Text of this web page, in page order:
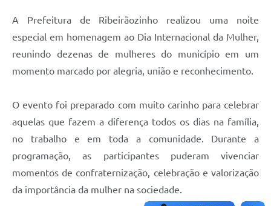
A Prefeitura de Ribeirãozinho realizou uma noite
especial em homenagem ao Dia Internacional da Mulher,
reunindo dezenas de mulheres do município em um
momento marcado por alegria, união e reconhecimento.
O evento foi preparado com muito carinho para celebrar
aquelas que fazem a diferença todos os dias na família,
no trabalho e em toda a comunidade. Durante a
programação, as participantes puderam vivenciar
momentos de confraternização, celebração e valorização
da importância da mulher na sociedade.